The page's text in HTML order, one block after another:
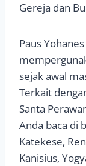
Gereja dan
Paus
sejak awal
Terkait
Santa
Anda baca di
Katekese,
Kanisius,